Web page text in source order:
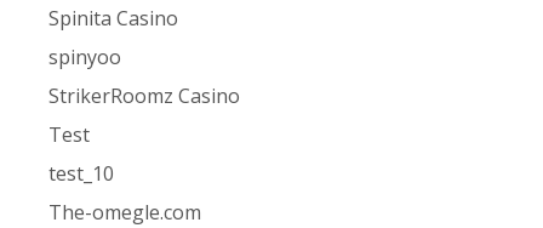
Spinita Casino
spinyoo
StrikerRoomz Casino
Test
test_10
The-omegle.com